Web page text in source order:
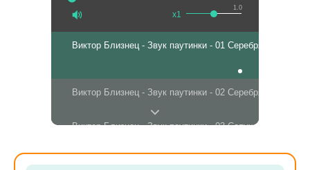
1.0
x1
Виктор Близнец - Звук паутинки - 01 Серебряный
Виктор Близнец - Звук паутинки - 02 Серебряный
Виктор Близнец - Звук паутинки - 03 Сопуха
Виктор Близнец - Звук паутинки - 04 Крылатые деревья